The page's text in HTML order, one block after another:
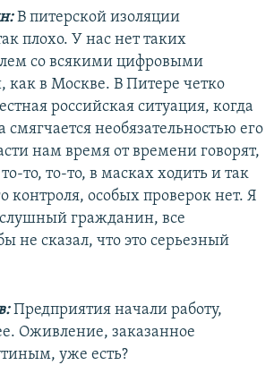
В питерской изоляции
плохо. У нас нет таких
со всякими цифровыми
как в Москве. В Питере четко
российская ситуация, когда
смягчается необязательностью его
нам время от времени говорят,
то, то-то, в масках ходить и так
контроля, особых проверок нет. Я
гражданин, все
не сказал, что это серьезный
Предприятия начали работу,
Оживление, заказанное
уже есть?